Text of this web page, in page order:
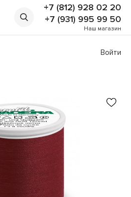
+7 (812) 928 02 20
+7 (931) 995 99 50
Наш магазин
Войти